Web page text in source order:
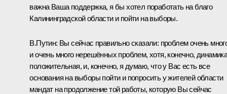
важна Ваша поддержка, я бы хотел поработать на благо
Калининградской области и пойти на выборы.
В.Путин: Вы сейчас правильно сказали: проблем очень
и очень много нерешённых проблем, хотя, конечно,
положительная, и, конечно, я думаю, что у Вас есть все
основания на выборы пойти и попросить у жителей области
мандат на продолжение той работы, которую Вы сейчас